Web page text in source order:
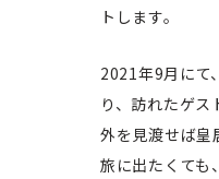
トします。
2021年9月にて
り、訪れたゲ
外を見渡せば皇
旅に出たくても